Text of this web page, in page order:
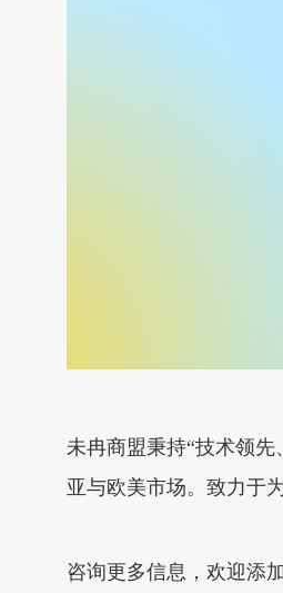
未冉商盟秉持“技术领
亚与欧美市场。致力于
咨询更多信息，欢迎添